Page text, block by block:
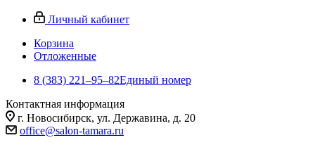
Личный кабинет
Корзина
Отложенные
8 (383) 221‒95‒82Единый номер
Контактная информация
г. Новосибирск, ул. Державина, д. 20
office@salon-tamara.ru